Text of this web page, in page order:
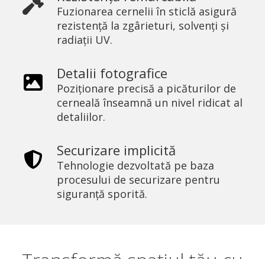
Fuzionarea cernelii în sticlă asigură
rezistență la zgârieturi, solvenți și
radiații UV.
Detalii fotografice
Poziționare precisă a picăturilor de
cerneală înseamnă un nivel ridicat al
detaliilor.
Securizare implicită
Tehnologie dezvoltată pe baza
procesului de securizare pentru
siguranță sporită.